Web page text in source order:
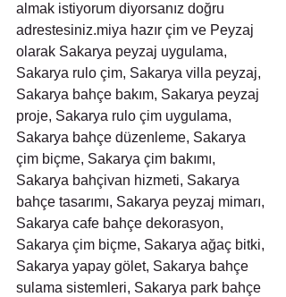
almak istiyorum diyorsanız doğru
adrestesiniz.miya hazır çim ve Peyzaj
olarak Sakarya peyzaj uygulama,
Sakarya rulo çim, Sakarya villa peyzaj,
Sakarya bahçe bakım, Sakarya peyzaj
proje, Sakarya rulo çim uygulama,
Sakarya bahçe düzenleme, Sakarya
çim biçme, Sakarya çim bakımı,
Sakarya bahçivan hizmeti, Sakarya
bahçe tasarımı, Sakarya peyzaj mimarı,
Sakarya cafe bahçe dekorasyon,
Sakarya çim biçme, Sakarya ağaç bitki,
Sakarya yapay gölet, Sakarya bahçe
sulama sistemleri, Sakarya park bahçe